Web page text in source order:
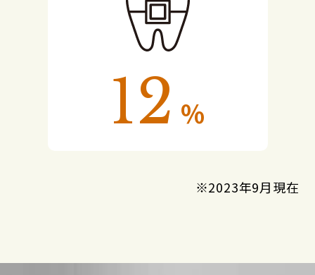
12 %
※2023年9月現在